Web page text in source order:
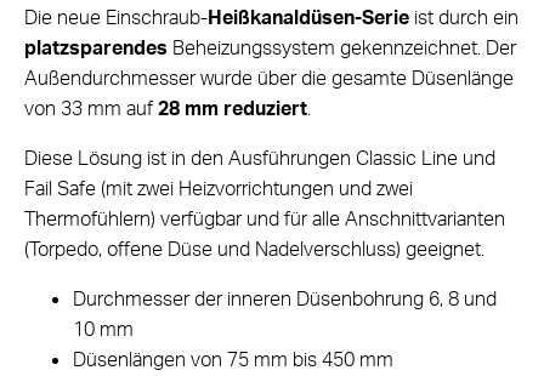
Die neue Einschraub-Heißkanaldüsen-Serie ist durch ein
platzsparendes Beheizungssystem gekennzeichnet. Der
Außendurchmesser wurde über die gesamte Düsenlänge
von 33 mm auf 28 mm reduziert.
Diese Lösung ist in den Ausführungen Classic Line und
Fail Safe (mit zwei Heizvorrichtungen und zwei
Thermofühlern) verfügbar und für alle Anschnittvarianten
(Torpedo, offene Düse und Nadelverschluss) geeignet.
Durchmesser der inneren Düsenbohrung 6, 8 und
10 mm
Düsenlängen von 75 mm bis 450 mm